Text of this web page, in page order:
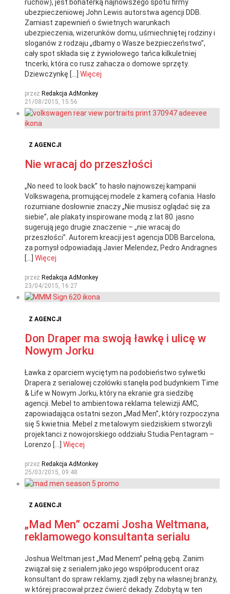
ruchów), jest bohaterką najnowszego spotu firmy
ubezpieczeniowej John Lewis autorstwa agencji DDB.
Zamiast zapewnień o świetnych warunkach
ubezpieczenia, wizerunków domu, uśmiechniętej rodziny i
sloganów z rodzaju „dbamy o Wasze bezpieczeństwo”,
cały spot składa się z żywiołowego tańca kilkuletniej
tncerki, która co rusz zahacza o domowe sprzęty.
Dziewczynkę […] Więcej
przez Redakcja AdMonkey
21/08/2015, 15:56
Z AGENCJI
Nie wracaj do przeszłości
„No need to look back” to hasło najnowszej kampanii
Volkswagena, promującej modele z kamerą cofania. Hasło
rozumiane dosłownie znaczy „Nie musisz oglądać się za
siebie”, ale plakaty inspirowane modą z lat 80. jasno
sugerują jego drugie znaczenie – „nie wracaj do
przeszłości”. Autorem kreacji jest agencja DDB Barcelona,
za pomysł odpowiadają Javier Melendez, Pedro Andragnes
[…] Więcej
przez Redakcja AdMonkey
23/04/2015, 16:27
Z AGENCJI
Don Draper ma swoją ławkę i ulicę w
Nowym Jorku
Ławka z oparciem wyciętym na podobieństwo sylwetki
Drapera z serialowej czołówki stanęła pod budynkiem Time
& Life w Nowym Jorku, który na ekranie gra siedzibę
agencji. Mebel to ambientowa reklama telewizji AMC,
zapowiadająca ostatni sezon „Mad Men”, który rozpoczyna
się 5 kwietnia. Mebel z metalowym siedziskiem stworzyli
projektanci z nowojorskiego oddziału Studia Pentagram –
Lorenzo […] Więcej
przez Redakcja AdMonkey
25/03/2015, 09:48
Z AGENCJI
„Mad Men” oczami Josha Weltmana,
reklamowego konsultanta serialu
Joshua Weltman jest „Mad Menem” pełną gębą. Zanim
związał się z serialem jako jego współproducent oraz
konsultant do spraw reklamy, zjadł zęby na własnej branży,
w której pracował przez ćwierć dekady. Zdobytą w ten